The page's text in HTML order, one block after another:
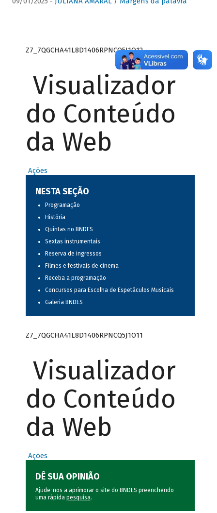
Z7_7QGCHA41L8D1406RPNCQ5J1O12
Visualizador
do Conteúdo
da Web
Ações
NESTA SEÇÃO
Programação
História
Quintas no BNDES
Sextas instrumentais
Reserva de ingressos
Filmes e festivais de cinema
Receba a programação
Concursos para Escolha de Espetáculos Musicais
Galeria BNDES
Z7_7QGCHA41L8D1406RPNCQ5J1O11
Visualizador
do Conteúdo
da Web
Ações
DÊ SUA OPINIÃO
Ajude-nos a aprimorar o site do BNDES preenchendo
uma rápida pesquisa.